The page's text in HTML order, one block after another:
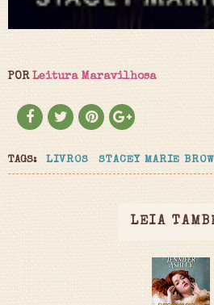
PORLeitura Maravilhosa
TAGS: LIVROS STACEY MARIE
LEIA